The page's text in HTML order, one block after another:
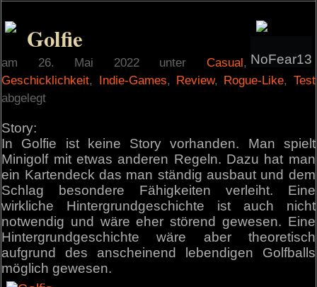
NoFear13
Golfie
am 26. Mai 2022 unter Casual,
Geschicklichkeit, Indie-Games, Review, Rogue-Like, Test
abgelegt
Story:
In Golfie ist keine Story vorhanden. Man spielt
Minigolf mit etwas anderen Regeln. Dazu hat man
ein Kartendeck das man ständig ausbaut und dem
Schlag besondere Fähigkeiten verleiht. Eine
wirkliche Hintergrundgeschichte ist auch nicht
notwendig und wäre eher störend gewesen. Eine
Hintergrundgeschichte wäre aber theoretisch
aufgrund des anscheinend lebendigen Golfballs
möglich gewesen.